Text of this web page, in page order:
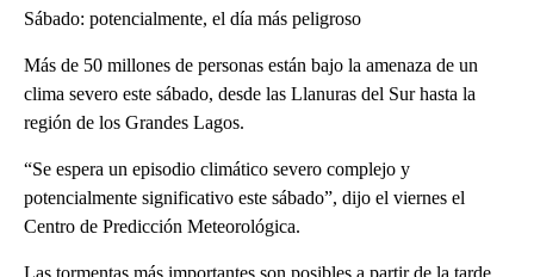
Sábado: potencialmente, el día más peligroso
Más de 50 millones de personas están bajo la amenaza de un
clima severo este sábado, desde las Llanuras del Sur hasta la
región de los Grandes Lagos.
“Se espera un episodio climático severo complejo y
potencialmente significativo este sábado”, dijo el viernes el
Centro de Predicción Meteorológica.
Las tormentas más importantes son posibles a partir de la tarde